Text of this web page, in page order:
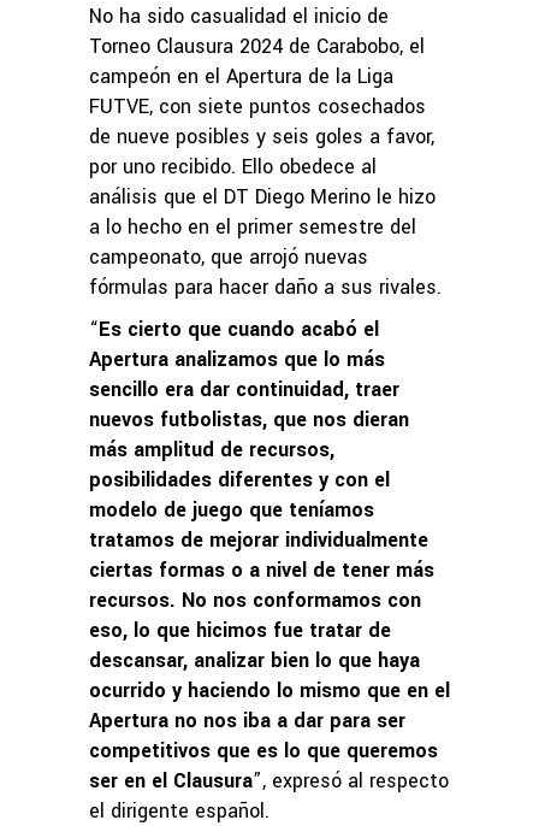
No ha sido casualidad el inicio de
Torneo Clausura 2024 de Carabobo, el
campeón en el Apertura de la Liga
FUTVE, con siete puntos cosechados
de nueve posibles y seis goles a favor,
por uno recibido. Ello obedece al
análisis que el DT Diego Merino le hizo
a lo hecho en el primer semestre del
campeonato, que arrojó nuevas
fórmulas para hacer daño a sus rivales.
“Es cierto que cuando acabó el
Apertura analizamos que lo más
sencillo era dar continuidad, traer
nuevos futbolistas, que nos dieran
más amplitud de recursos,
posibilidades diferentes y con el
modelo de juego que teníamos
tratamos de mejorar individualmente
ciertas formas o a nivel de tener más
recursos. No nos conformamos con
eso, lo que hicimos fue tratar de
descansar, analizar bien lo que haya
ocurrido y haciendo lo mismo que en el
Apertura no nos iba a dar para ser
competitivos que es lo que queremos
ser en el Clausura”, expresó al respecto
el dirigente español.